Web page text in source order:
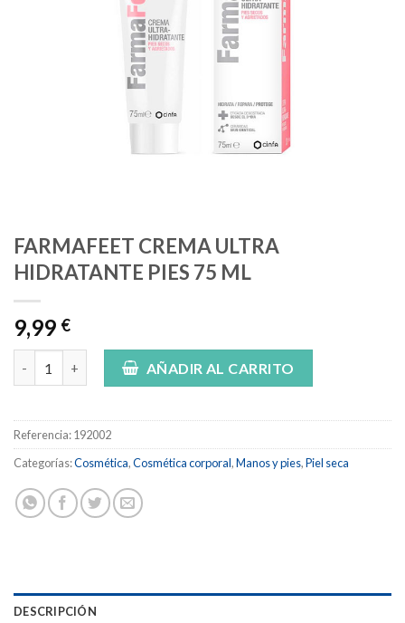
FARMAFEET CREMA ULTRA
HIDRATANTE PIES 75 ML
9,99 €
FARMAFEET CREMA ULTRA HIDRATANTE PIES 75 ML cantidad
AÑADIR AL CARRITO
Referencia:192002
Categorías:Cosmética,Cosmética corporal,Manos y pies,Piel seca
DESCRIPCIÓN